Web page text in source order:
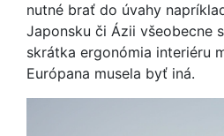
nutné brať do úvahy
Japonsku či Ázii všeobecne
skrátka ergonómia interiéru
Európana musela byť iná.